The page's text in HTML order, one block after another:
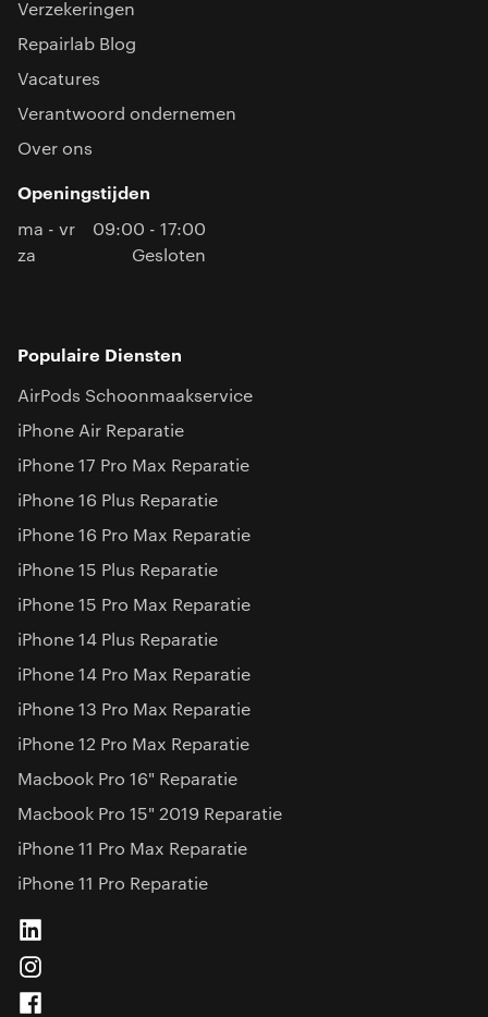
Verzekeringen
Repairlab Blog
Vacatures
Verantwoord ondernemen
Over ons
Openingstijden
ma - vr
09:00 - 17:00
za
Gesloten
Populaire Diensten
AirPods Schoonmaakservice
iPhone Air Reparatie
iPhone 17 Pro Max Reparatie
iPhone 16 Plus Reparatie
iPhone 16 Pro Max Reparatie
iPhone 15 Plus Reparatie
iPhone 15 Pro Max Reparatie
iPhone 14 Plus Reparatie
iPhone 14 Pro Max Reparatie
iPhone 13 Pro Max Reparatie
iPhone 12 Pro Max Reparatie
Macbook Pro 16" Reparatie
Macbook Pro 15" 2019 Reparatie
iPhone 11 Pro Max Reparatie
iPhone 11 Pro Reparatie